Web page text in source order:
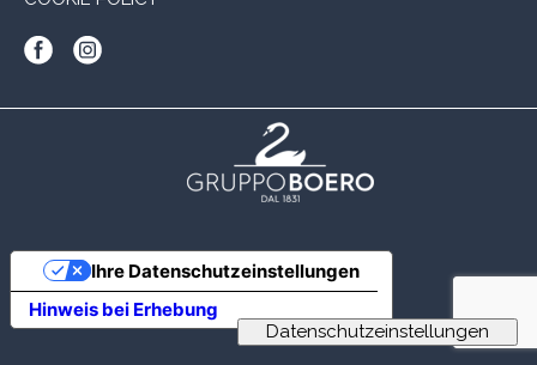
Hinweis bei Erhebung
Ihre Datenschutzeinstellungen